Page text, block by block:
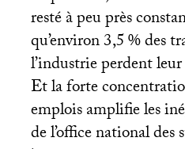
resté à peu près
qu’environ 3,5% des
l’industrie perdent
Et la forte
emplois amplifie les
de l’office national des